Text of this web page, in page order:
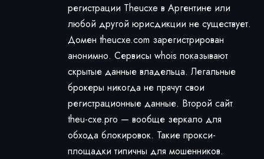
регистрации Theucxe в Аргентине или
любой другой юрисдикции не существует.
Домен theucxe.com зарегистрирован
анонимно. Сервисы whois показывают
скрытые данные владельца. Легальные
брокеры никогда не прячут свои
регистрационные данные. Второй сайт
theu-cxe.pro — вообще зеркало для
обхода блокировок. Такие прокси-
площадки типичны для мошенников.